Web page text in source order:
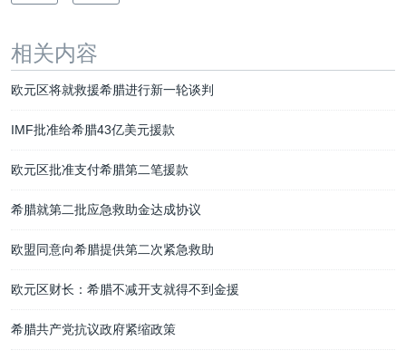
关注新疆
GEN Z 看美国
相关内容
欧元区将就救援希腊进行新一轮谈判
IMF批准给希腊43亿美元援款
欧元区批准支付希腊第二笔援款
希腊就第二批应急救助金达成协议
欧盟同意向希腊提供第二次紧急救助
欧元区财长：希腊不减开支就得不到金援
希腊共产党抗议政府紧缩政策